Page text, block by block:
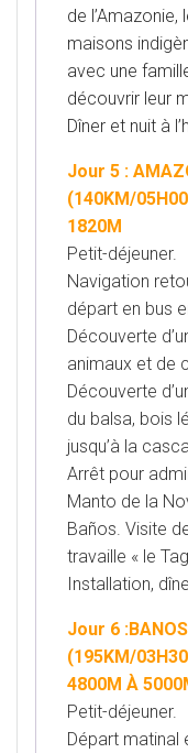
de
maisons
avec une
découvrir leur
Dîner et nuit à
Jour 5 :
(140KM/
1820M
Petit-déjeuner.
Navigation
départ en bus
Découverte
animaux et de
Découverte
du balsa, bois
jusqu’à la
Arrêt pour
Manto de la
Baños. Visite
travaille « le
Installation,
Jour 6
(195KM/
4800M À
Petit-déjeuner.
Départ matinal